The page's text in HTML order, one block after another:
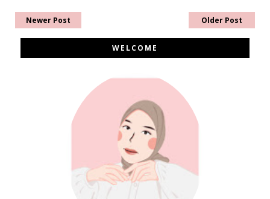
Newer Post Older Post
WELCOME